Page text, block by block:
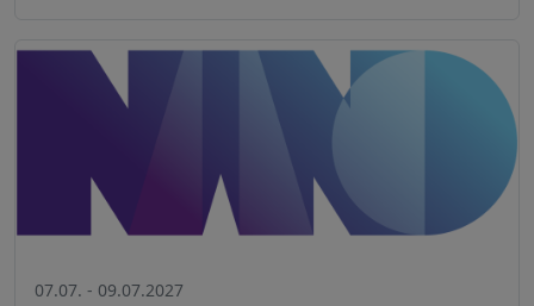
07.07. - 09.07.2027